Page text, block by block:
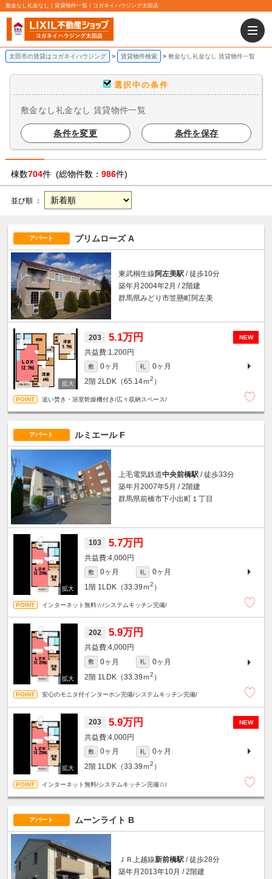
敷金なし礼金なし｜賃貸物件一覧｜コガネイハウジング太田店
太田市の賃貸はコガネイハウジング 賃貸物件検索 敷金なし礼金なし 賃貸物件一覧
選択中の条件
敷金なし礼金なし 賃貸物件一覧
条件を変更 条件を保存
棟数704件 (総物件数： 986件)
並び順 ：
アパート プリムローズ A
東武桐生線阿左美駅 / 徒歩10分
築年月2004年2月 / 2階建
群馬県みどり市笠懸町阿左美
NEW
203 5.1万円
1,200円
敷 0ヶ月 礼
0ヶ月
2階 2LDK（65.14ｍ2 ）
追い焚き・浴室乾燥機付き/広々収納スペース/
アパート ルミエール F
上毛電気鉄道中央前橋駅 / 徒歩33分
築年月2007年5月 / 2階建
群馬県前橋市下小出町１丁目
103 5.7万円
4,000円
敷 0ヶ月 礼
0ヶ月
1階 1LDK（33.39ｍ2 ）
インターネット無料☆/システムキッチン完備/
202 5.9万円
4,000円
敷 0ヶ月 礼
0ヶ月
2階 1LDK（33.39ｍ2 ）
安心のモニタ付インターホン完備/システムキッチン完備/
NEW
203 5.9万円
4,000円
敷 0ヶ月 礼
0ヶ月
2階 1LDK（33.39ｍ2 ）
インターネット無料/システムキッチン完備☆/
アパート ムーンライト B
ＪＲ上越線新前橋駅 / 徒歩28分
築年月2013年10月 / 2階建